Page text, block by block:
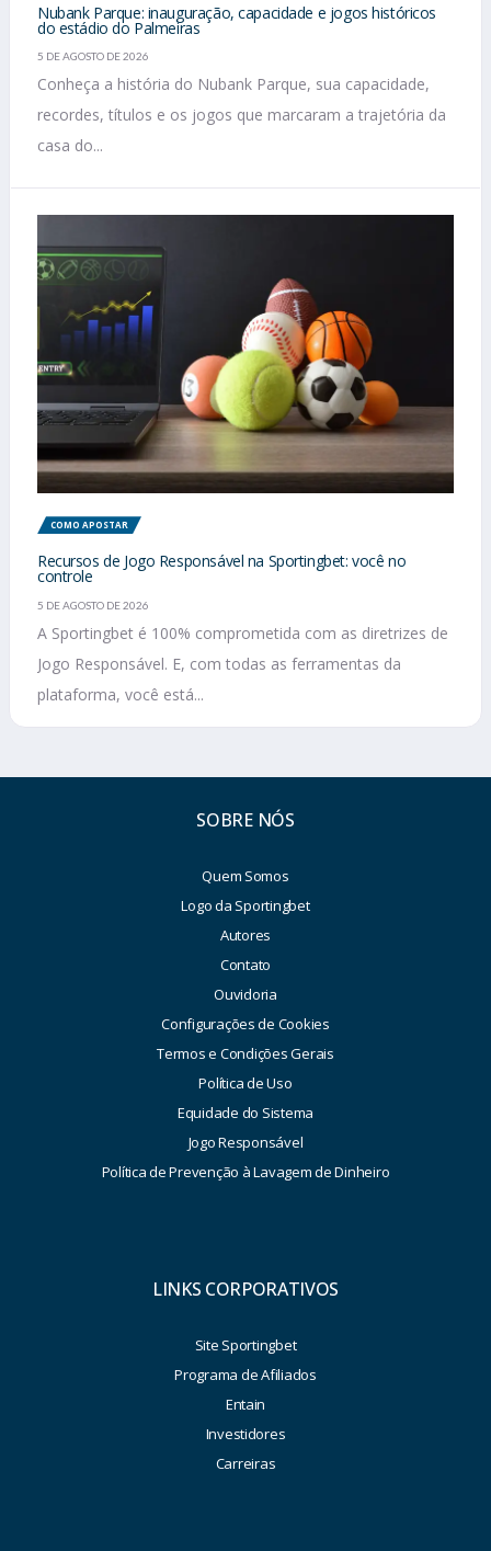
Nubank Parque: inauguração, capacidade e jogos históricos
do estádio do Palmeiras
5 DE AGOSTO DE 2026
Conheça a história do Nubank Parque, sua capacidade,
recordes, títulos e os jogos que marcaram a trajetória da
casa do...
COMO APOSTAR
Recursos de Jogo Responsável na Sportingbet: você no
controle
5 DE AGOSTO DE 2026
A Sportingbet é 100% comprometida com as diretrizes de
Jogo Responsável. E, com todas as ferramentas da
plataforma, você está...
SOBRE NÓS
Quem Somos
Logo da Sportingbet
Autores
Contato
Ouvidoria
Configurações de Cookies
Termos e Condições Gerais
Política de Uso
Equidade do Sistema
Jogo Responsável
Política de Prevenção à Lavagem de Dinheiro
LINKS CORPORATIVOS
Site Sportingbet
Programa de Afiliados
Entain
Investidores
Carreiras